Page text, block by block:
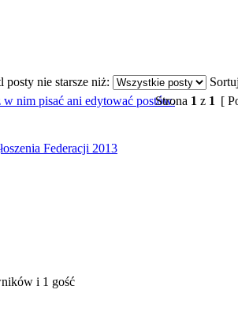
posty nie starsze niż:
Strona 1 z 1 [
Federacji 2013
i 1 gość